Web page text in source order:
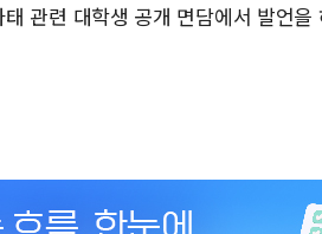
관련 대학생 공개 면담에서 발언